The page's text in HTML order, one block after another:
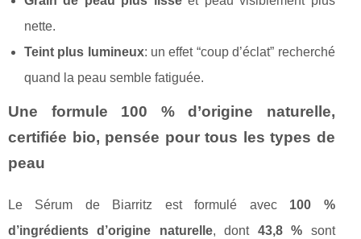
nette.
Teint plus lumineux: un effet “coup d’éclat” recherché
quand la peau semble fatiguée.
Une formule 100 % d’origine naturelle,
certifiée bio, pensée pour tous les types de
peau
Le Sérum de Biarritz est formulé avec 100 %
d’ingrédients d’origine naturelle, dont 43,8 % sont